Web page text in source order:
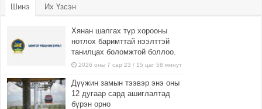
Шинэ Их Үзсэн
Хянан шалгах түр хорооны
нотлох баримттай нээлттэй
танилцах боломжтой боллоо.
2026 оны 7 сар 23 / 15 цаг 58 минут
Дүүжин замын тээвэр энэ оны
12 дугаар сард ашиглалтад
бүрэн орно